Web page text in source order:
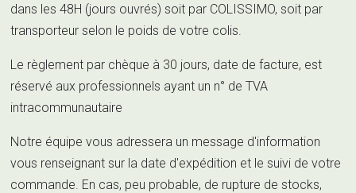
dans les 48H (jours ouvrés) soit par COLISSIMO, soit par
transporteur selon le poids de votre colis.
Le règlement par chèque à 30 jours, date de facture, est
réservé aux professionnels ayant un n° de TVA
intracommunautaire
Notre équipe vous adressera un message d'information
vous renseignant sur la date d'expédition et le suivi de votre
commande. En cas, peu probable, de rupture de stocks,